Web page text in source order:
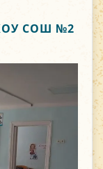
СОШ №2